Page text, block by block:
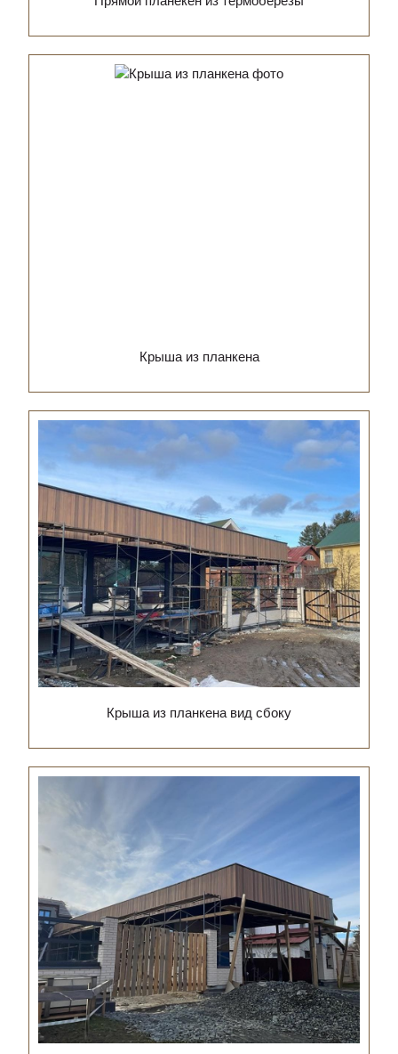
Крыша из планкена
Крыша из планкена вид сбоку